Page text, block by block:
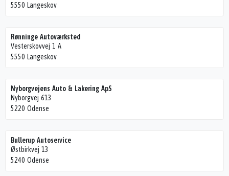
5550 Langeskov
Rønninge Autoværksted
Vesterskovvej 1 A
5550 Langeskov
Nyborgvejens Auto & Lakering ApS
Nyborgvej 613
5220 Odense
Bullerup Autoservice
Østbirkvej 13
5240 Odense